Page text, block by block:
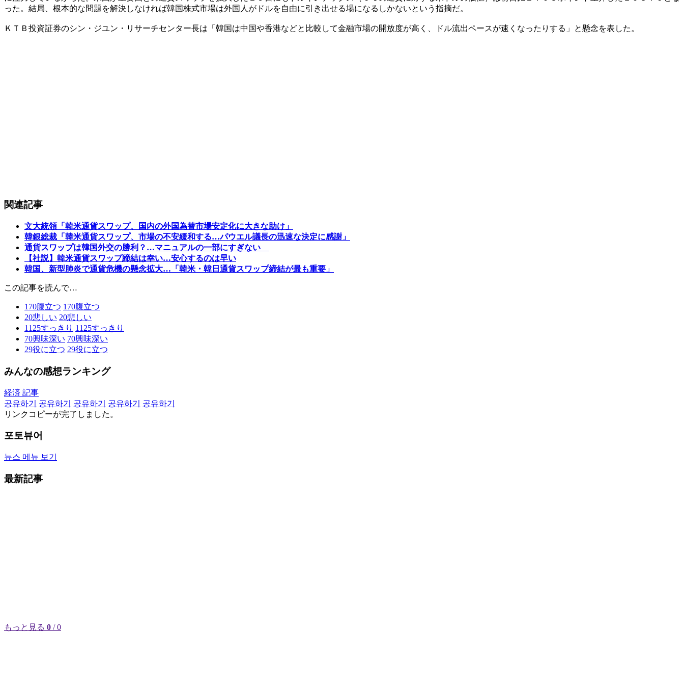
った。結局、根本的な問題を解決しなければ韓国株式市場は外国人がドルを自由に引き出せる場になるしかないという指摘だ。
ＫＴＢ投資証券のシン・ジユン・リサーチセンター長は「韓国は中国や香港などと比較して金融市場の開放度が高く、ドル流出ペースが速くなったりする」と懸念を表した。
関連記事
文大統領「韓米通貨スワップ、国内の外国為替市場安定化に大きな助け」
韓銀総裁「韓米通貨スワップ、市場の不安緩和する…パウエル議長の迅速な決定に感謝」
通貨スワップは韓国外交の勝利？…マニュアルの一部にすぎない
【社説】韓米通貨スワップ締結は幸い…安心するのは早い
韓国、新型肺炎で通貨危機の懸念拡大…「韓米・韓日通貨スワップ締結が最も重要」
この記事を読んで…
170腹立つ 170腹立つ
20悲しい 20悲しい
1125すっきり 1125すっきり
70興味深い 70興味深い
29役に立つ 29役に立つ
みんなの感想ランキング
経済 記事
공유하기
공유하기 공유하기 공유하기
공유하기
リンクコピーが完了しました。
포토뷰어
뉴스 메뉴 보기
最新記事
もっと見る 0 / 0